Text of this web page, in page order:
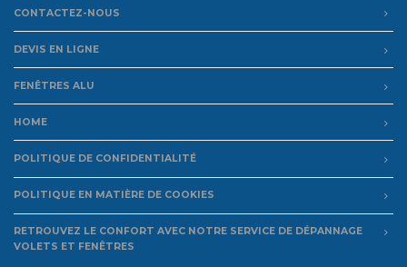
CONTACTEZ-NOUS
DEVIS EN LIGNE
FENÊTRES ALU
HOME
POLITIQUE DE CONFIDENTIALITÉ
POLITIQUE EN MATIÈRE DE COOKIES
RETROUVEZ LE CONFORT AVEC NOTRE SERVICE DE DÉPANNAGE
VOLETS ET FENÊTRES